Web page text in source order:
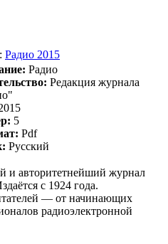
Радио 2015
Радио
Редакция журнала
5
Pdf
Русский
и авторитетнейший журнал
с 1924 года.
— от начинающих
радиоэлектронной